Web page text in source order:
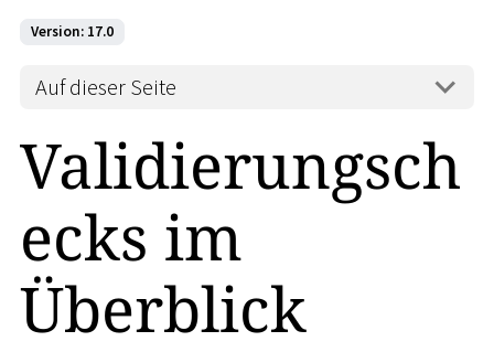
Version: 17.0
Auf dieser Seite
Validierungsch
ecks im
Überblick